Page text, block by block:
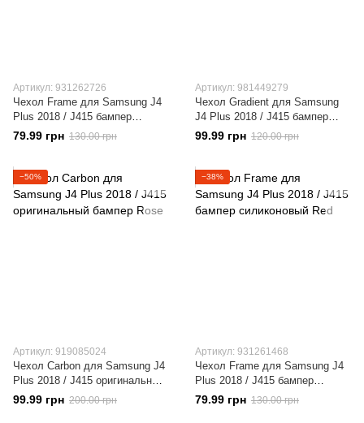
Артикул: 931262726
Чехол Frame для Samsung J4
Plus 2018 / J415 бампер
силиконовый Blue
79.99 грн 130.00 грн
Артикул: 981449279
Чехол Gradient для Samsung
J4 Plus 2018 / J415 бампер
накладка Green-Blue
99.99 грн 120.00 грн
−50%
Артикул: 919085024
Чехол Carbon для Samsung J4
Plus 2018 / J415 оригинальный
бампер Rose
99.99 грн 200.00 грн
−38%
Артикул: 931261468
Чехол Frame для Samsung J4
Plus 2018 / J415 бампер
силиконовый Red
79.99 грн 130.00 грн